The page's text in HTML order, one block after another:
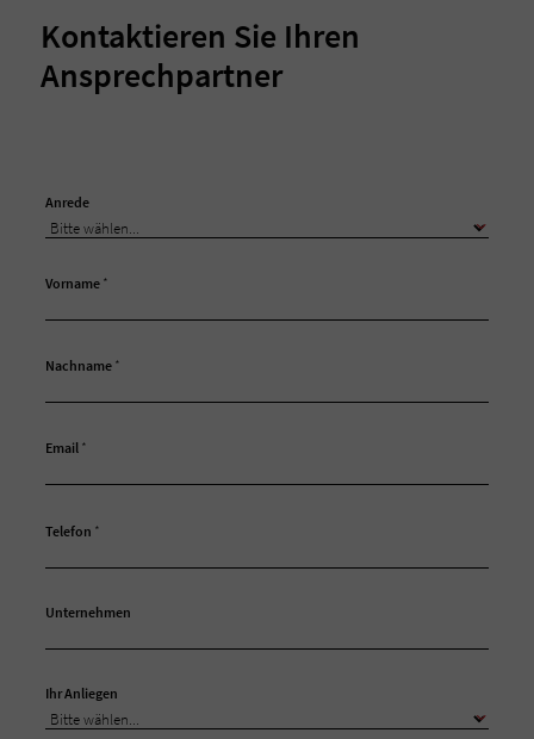
Kontaktieren Sie Ihren
Ansprechpartner
Anrede
Vorname *
Nachname *
Email *
Telefon *
Unternehmen
Ihr Anliegen